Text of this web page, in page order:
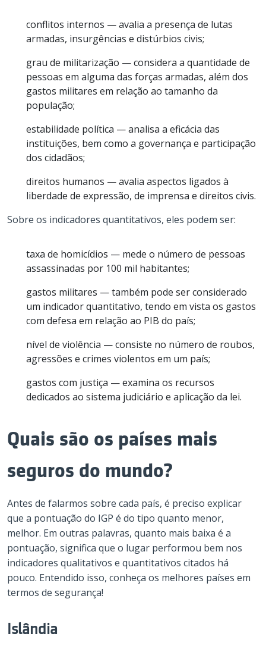
conflitos internos — avalia a presença de lutas
armadas, insurgências e distúrbios civis;
grau de militarização — considera a quantidade de
pessoas em alguma das forças armadas, além dos
gastos militares em relação ao tamanho da
população;
estabilidade política — analisa a eficácia das
instituições, bem como a governança e participação
dos cidadãos;
direitos humanos — avalia aspectos ligados à
liberdade de expressão, de imprensa e direitos civis.
Sobre os indicadores quantitativos, eles podem ser:
taxa de homicídios — mede o número de pessoas
assassinadas por 100 mil habitantes;
gastos militares — também pode ser considerado
um indicador quantitativo, tendo em vista os gastos
com defesa em relação ao PIB do país;
nível de violência — consiste no número de roubos,
agressões e crimes violentos em um país;
gastos com justiça — examina os recursos
dedicados ao sistema judiciário e aplicação da lei.
Quais são os países mais
seguros do mundo?
Antes de falarmos sobre cada país, é preciso explicar
que a pontuação do IGP é do tipo quanto menor,
melhor. Em outras palavras, quanto mais baixa é a
pontuação, significa que o lugar performou bem nos
indicadores qualitativos e quantitativos citados há
pouco. Entendido isso, conheça os melhores países em
termos de segurança!
Islândia